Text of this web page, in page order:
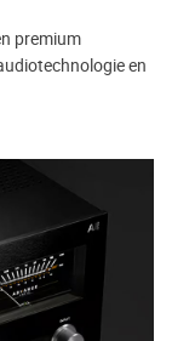
premium
en